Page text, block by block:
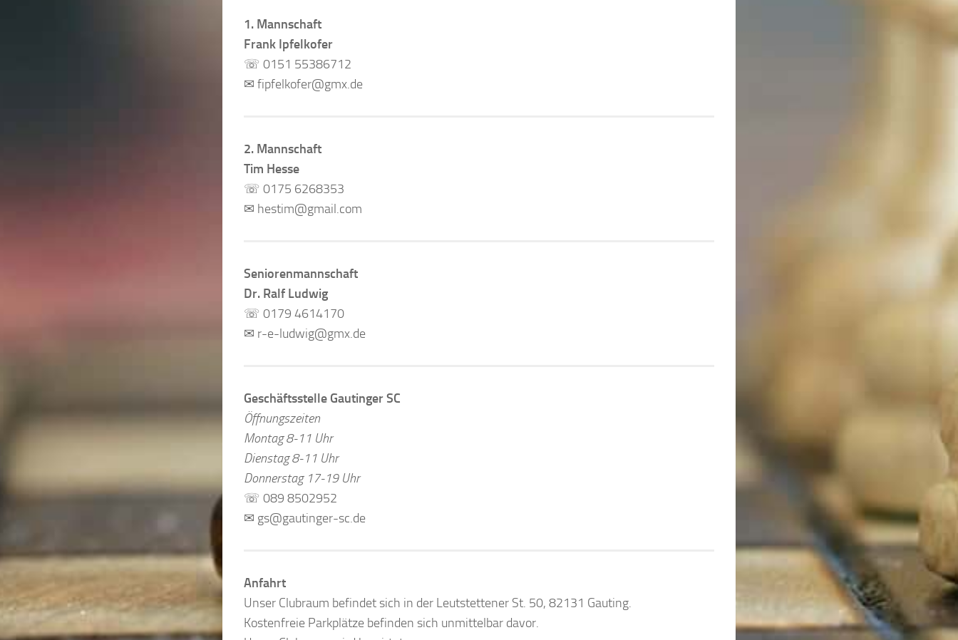
1. Mannschaft
Frank Ipfelkofer
☏ 0151 55386712
✉ fipfelkofer@gmx.de
2. Mannschaft
Tim Hesse
☏ 0175 6268353
✉ hestim@gmail.com
Seniorenmannschaft
Dr. Ralf Ludwig
☏ 0179 4614170
✉ r-e-ludwig@gmx.de
Geschäftsstelle Gautinger SC
Öffnungszeiten
Montag 8-11 Uhr
Dienstag 8-11 Uhr
Donnerstag 17-19 Uhr
☏ 089 8502952
✉ gs@gautinger-sc.de
Anfahrt
Unser Clubraum befindet sich in der Leutstettener St. 50, 82131 Gauting.
Kostenfreie Parkplätze befinden sich unmittelbar davor.